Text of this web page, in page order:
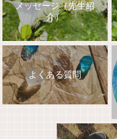
メッセージ（先生紹
介）
よくある質問